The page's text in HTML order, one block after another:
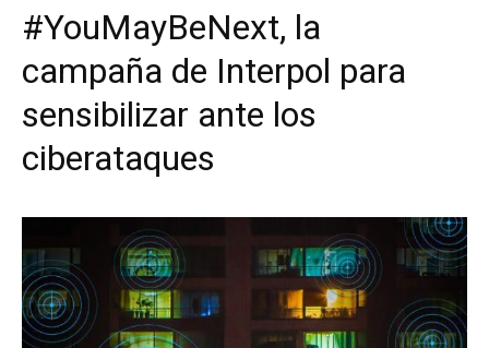
#YouMayBeNext, la
campaña de Interpol para
sensibilizar ante los
ciberataques